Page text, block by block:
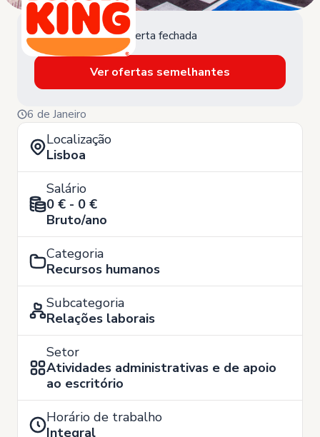
Oferta fechada
Ver ofertas semelhantes
6 de Janeiro
Localização
Lisboa
Salário
0 € - 0 €
Bruto/ano
Categoria
Recursos humanos
Subcategoria
Relações laborais
Setor
Atividades administrativas e de apoio
ao escritório
Horário de trabalho
Integral